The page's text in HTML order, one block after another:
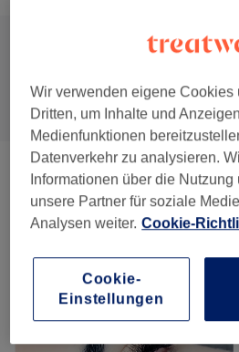
Alle
Maniküre & Pediküre (9)
Nagelmodellagen (5)
Unsere Arbeit
Bild anklicken für weitere Details
Wir verwenden eigene Cookies
Dritten, um Inhalte und
Medienfunktionen
Datenverkehr zu analysieren.
Informationen über die
unsere Partner für soziale
Analysen weiter. Cookie-
Cookie-
Einstellungen